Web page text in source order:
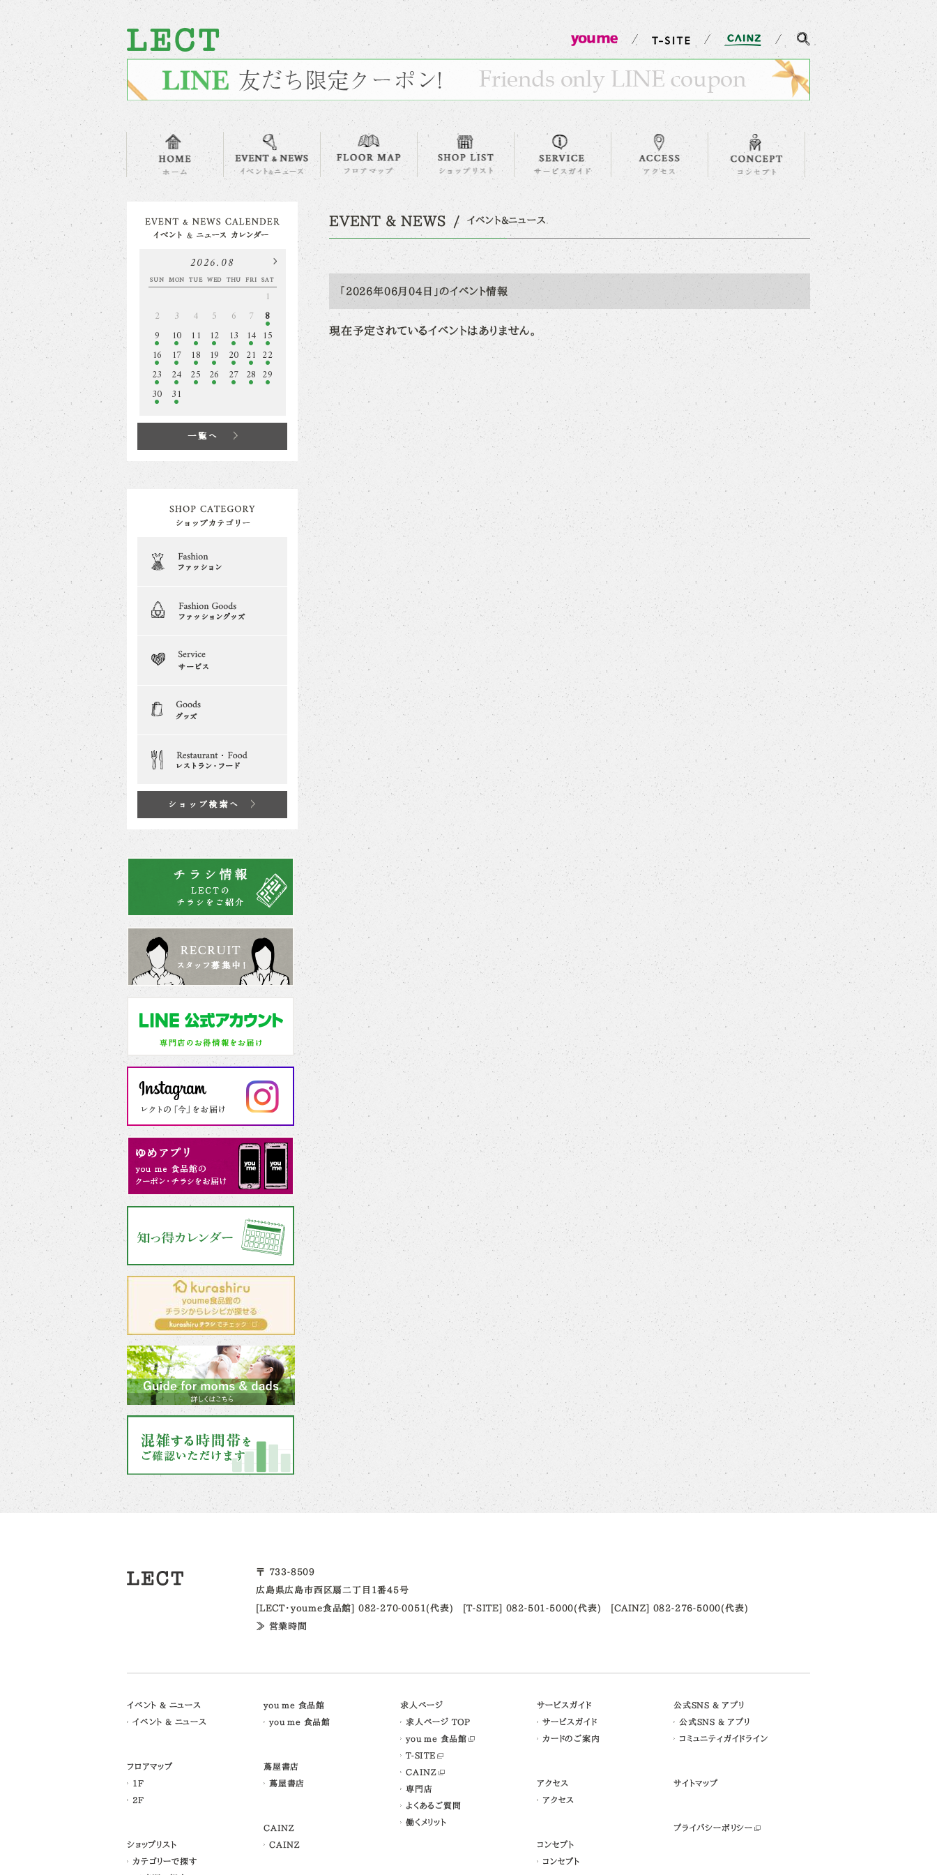
EVENT & NEWS イベント&ニュース
「2026年06月04日」のイベント情報
現在予定されているイベントはありません。
2026.08
SUN MON TUE WED THU FRI SAT
1
2
3 4 5 6 7
8
9
10 11 12 13 14 15
16
17 18 19 20 21 22
23
24 25 26 27 28 29
30 31
〒 733-8509
広島県広島市西区扇二丁目1番45号
[LECT・youme食品館] 082-270-0051(代表)
[T-SITE] 082-501-5000(代表)
[CAINZ] 082-276-5000(代表)
≫ 営業時間
イベント & ニュース
イベント & ニュース
フロアマップ
1F
2F
ショップリスト
カテゴリーで探す
you me 食品館
you me 食品館
蔦屋書店
蔦屋書店
CAINZ
CAINZ
求人ページ
求人ページ TOP
you me 食品館
T-SITE
CAINZ
専門店
よくあるご質問
働くメリット
サービスガイド
サービスガイド
カードのご案内
アクセス
アクセス
コンセプト
コンセプト
公式SNS & アプリ
公式SNS & アプリ
コミュニティガイドライン
サイトマップ
プライバシーポリシー